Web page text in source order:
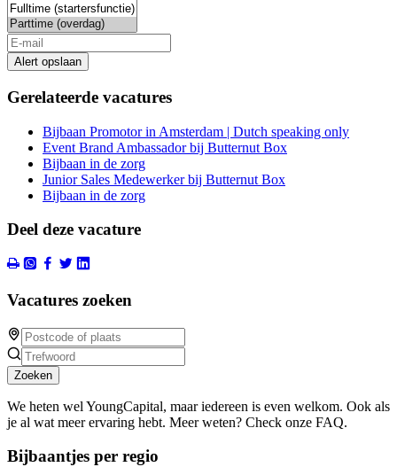
Alert opslaan
Gerelateerde vacatures
Bijbaan Promotor in Amsterdam | Dutch speaking only
Event Brand Ambassador bij Butternut Box
Bijbaan in de zorg
Junior Sales Medewerker bij Butternut Box
Bijbaan in de zorg
Deel deze vacature
Vacatures zoeken
Zoeken
We heten wel YoungCapital, maar iedereen is even welkom. Ook als
je al wat meer ervaring hebt. Meer weten? Check onze FAQ.
Bijbaantjes per regio